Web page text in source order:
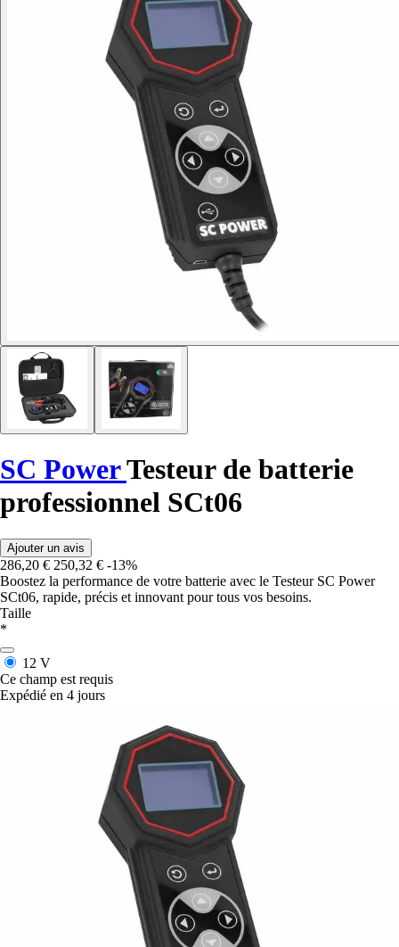
SC PowerTesteur de batterie
professionnel SCt06
Ajouter un avis
286,20 € 250,32 € -13%
Boostez la performance de votre batterie avec le Testeur SC Power
SCt06, rapide, précis et innovant pour tous vos besoins.
Taille
*
12 V
Ce champ est requis
Expédié en 4 jours